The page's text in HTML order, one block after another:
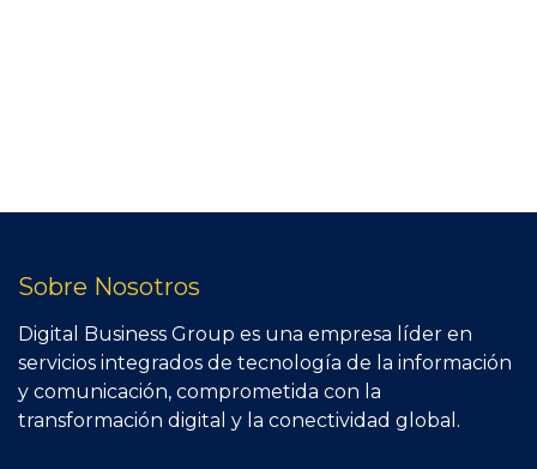
Sobre Nosotros
Digital Business Group es una empresa líder en
servicios integrados de tecnología de la información
y comunicación, comprometida con la
transformación digital y la conectividad global.